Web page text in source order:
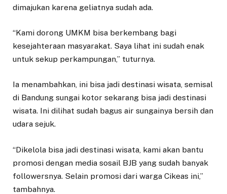
dimajukan karena geliatnya sudah ada.
“Kami dorong UMKM bisa berkembang bagi
kesejahteraan masyarakat. Saya lihat ini sudah enak
untuk sekup perkampungan,” tuturnya.
Ia menambahkan, ini bisa jadi destinasi wisata, semisal
di Bandung sungai kotor sekarang bisa jadi destinasi
wisata. Ini dilihat sudah bagus air sungainya bersih dan
udara sejuk.
“Dikelola bisa jadi destinasi wisata, kami akan bantu
promosi dengan media sosail BJB yang sudah banyak
followersnya. Selain promosi dari warga Cikeas ini,”
tambahnya.